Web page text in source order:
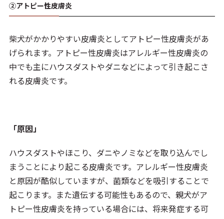
②アトピー性皮膚炎
柴犬がかかりやすい皮膚炎としてアトピー性皮膚炎があ
げられます。アトピー性皮膚炎はアレルギー性皮膚炎の
中でも主にハウスダストやダニなどによって引き起こさ
れる皮膚炎です。
「原因」
ハウスダストやほこり、ダニやノミなどを取り込んでし
まうことにより起こる皮膚炎です。アレルギー性皮膚炎
と原因が酷似していますが、菌類などを吸引することで
起こります。また遺伝する可能性もあるので、親犬がア
トピー性皮膚炎を持っている場合には、将来発症する可